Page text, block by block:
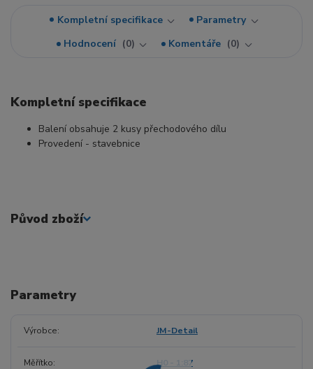
Kompletní specifikace
Parametry
Hodnocení
0 Komentáře 0
Kompletní specifikace
Balení obsahuje 2 kusy přechodového dílu
Provedení - stavebnice
Původ zboží
Parametry
Výrobce JM-Detail
Měřítko H0 - 1:87